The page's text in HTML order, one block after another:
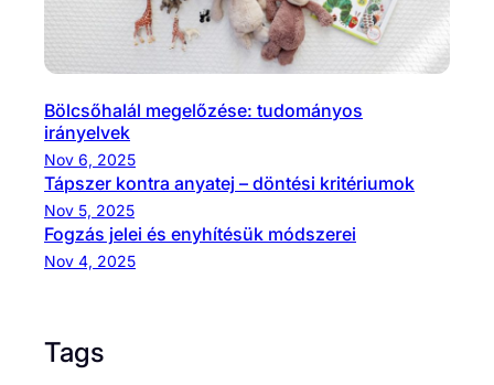
Bölcsőhalál megelőzése: tudományos
irányelvek
Nov 6, 2025
Tápszer kontra anyatej – döntési kritériumok
Nov 5, 2025
Fogzás jelei és enyhítésük módszerei
Nov 4, 2025
Tags